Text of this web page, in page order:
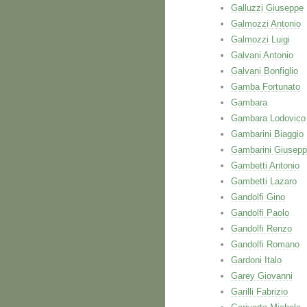
Galluzzi Giuseppe
Galmozzi Antonio
Galmozzi Luigi
Galvani Antonio
Galvani Bonfiglio
Gamba Fortunato
Gambara
Gambara Lodovico
Gambarini Biaggio
Gambarini
Gambetti Antonio
Gambetti Lazaro
Gandolfi Gino
Gandolfi Paolo
Gandolfi Renzo
Gandolfi Romano
Gardoni Italo
Garey Giovanni
Garilli Fabrizio